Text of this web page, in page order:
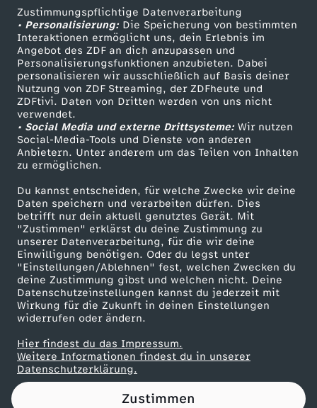
Zustimmungspflichtige Datenverarbeitung
• Personalisierung:Die Speicherung von bestimmten
Interaktionen ermöglicht uns, dein Erlebnis im
Angebot des ZDF an dich anzupassen und
Personalisierungsfunktionen anzubieten. Dabei
personalisieren wir ausschließlich auf Basis deiner
Nutzung von ZDF Streaming, der ZDFheute und
ZDFtivi. Daten von Dritten werden von uns nicht
verwendet.
• Social Media und externe Drittsysteme:Wir nutzen
Social-Media-Tools und Dienste von anderen
Anbietern. Unter anderem um das Teilen von Inhalten
zu ermöglichen.
Du kannst entscheiden, für welche Zwecke wir deine
Daten speichern und verarbeiten dürfen. Dies
betrifft nur dein aktuell genutztes Gerät. Mit
"Zustimmen" erklärst du deine Zustimmung zu
unserer Datenverarbeitung, für die wir deine
Einwilligung benötigen. Oder du legst unter
"Einstellungen/Ablehnen" fest, welchen Zwecken du
deine Zustimmung gibst und welchen nicht. Deine
Datenschutzeinstellungen kannst du jederzeit mit
Wirkung für die Zukunft in deinen Einstellungen
widerrufen oder ändern.
Hier findest du das Impressum.
Weitere Informationen findest du in unserer
Datenschutzerklärung.
Zustimmen
m
i
t
L
u
c
i
e
-
K
i
t
Livestreams
Sendungen A-Z
TV-Programm
Zuschauerservice
Hilfe
ZDF Unternehmen
Karriere
ZDF goes Schule
Werbefernsehen
Mainzelmännchen
Partner